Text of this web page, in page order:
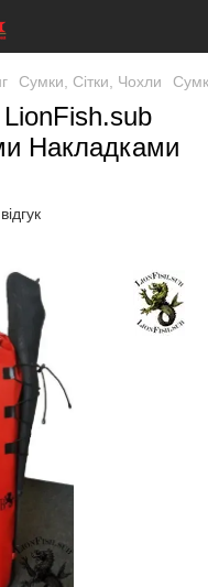
Сумки, Сітки, Чохли
Накладками